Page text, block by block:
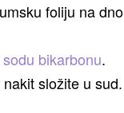
foliju na
sodu bikarbonu.
složite u sud.